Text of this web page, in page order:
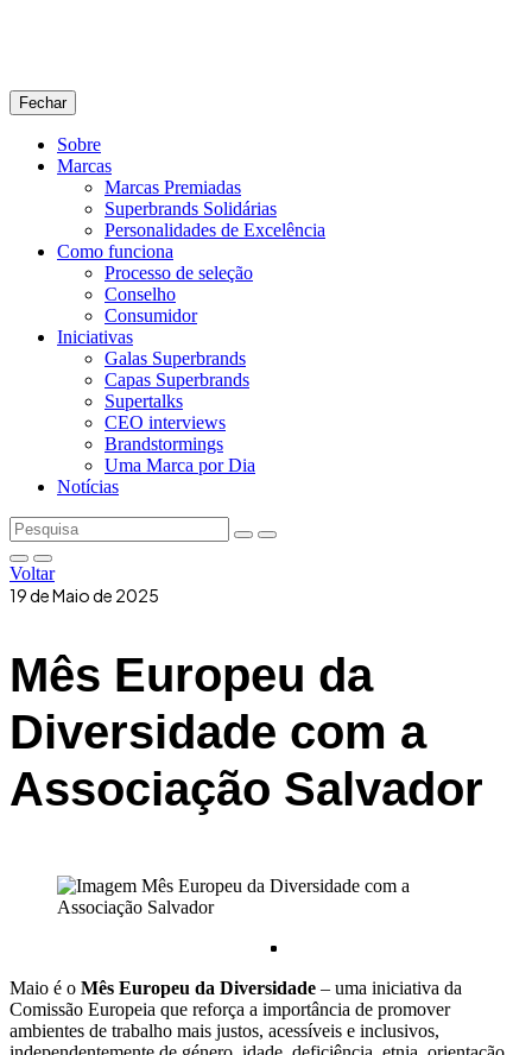
Fechar
Sobre
Marcas
Marcas Premiadas
Superbrands Solidárias
Personalidades de Excelência
Como funciona
Processo de seleção
Conselho
Consumidor
Iniciativas
Galas Superbrands
Capas Superbrands
Supertalks
CEO interviews
Brandstormings
Uma Marca por Dia
Notícias
Voltar
19 de Maio de 2025
Mês Europeu da
Diversidade com a
Associação Salvador
Maio é o Mês Europeu da Diversidade – uma iniciativa da
Comissão Europeia que reforça a importância de promover
ambientes de trabalho mais justos, acessíveis e inclusivos,